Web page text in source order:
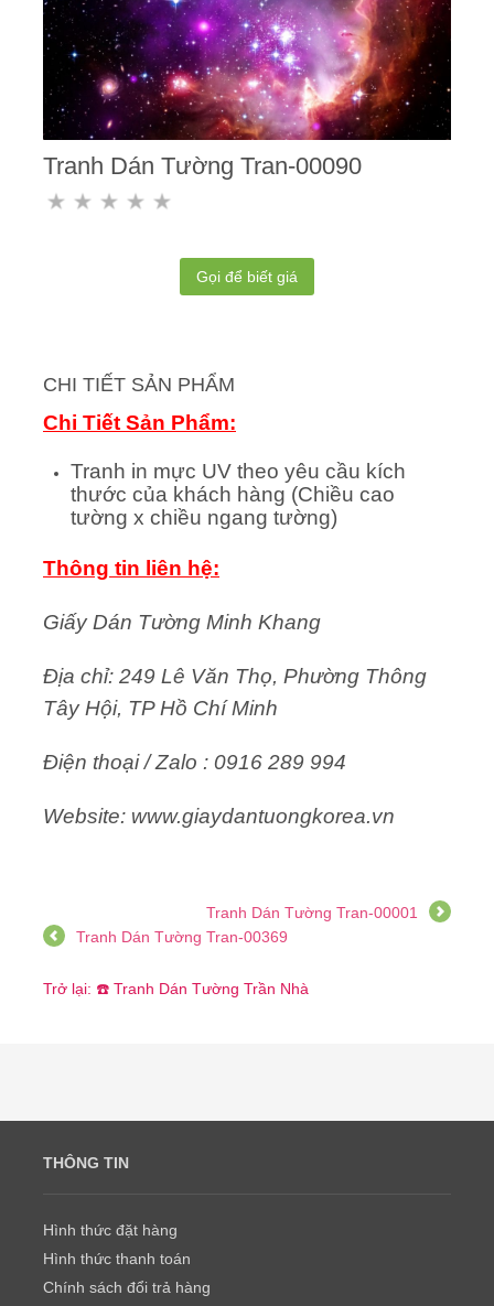
Tranh Dán Tường Tran-00090
Gọi để biết giá
CHI TIẾT SẢN PHẨM
Chi Tiết Sản Phẩm:
Tranh in mực UV theo yêu cầu kích
thước của khách hàng (Chiều cao
tường x chiều ngang tường)
Thông tin liên hệ:
Giấy Dán Tường Minh Khang
Địa chỉ: 249 Lê Văn Thọ, Phường Thông
Tây Hội, TP Hồ Chí Minh
Điện thoại / Zalo : 0916 289 994
Website: www.giaydantuongkorea.vn
Tranh Dán Tường Tran-00001
Tranh Dán Tường Tran-00369
Trở lại: ☎️ Tranh Dán Tường Trần Nhà
THÔNG TIN
Hình thức đặt hàng
Hình thức thanh toán
Chính sách đổi trả hàng